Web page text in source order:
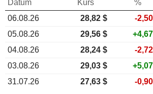
Datum Kurs %
06.08.26
28,82 $ -
05.08.26
29,56 $
04.08.26
28,24 $ -
03.08.26
29,03 $
31.07.26
27,63 $ -